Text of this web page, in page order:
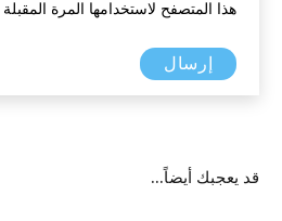
هذا المتصفح لاستخدامها المرة
قد يعجبك أيضاً…